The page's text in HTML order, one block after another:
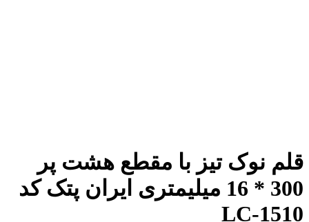
قلم نوک تیز با مقطع هشت پر
300 * 16 میلیمتری ایران پتک کد
LC-1510